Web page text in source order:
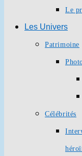
Le
Les Univers
Patrimoine
Célébrités